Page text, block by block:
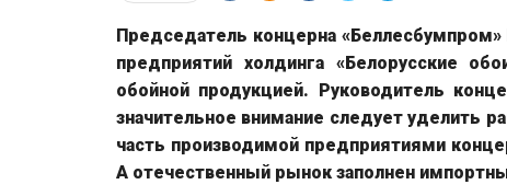
Председатель концерна
предприятий холдинга «Белорусские
обойной продукцией. Руководитель
значительное внимание следует уделить
часть производимой предприятиями
А отечественный рынок заполнен